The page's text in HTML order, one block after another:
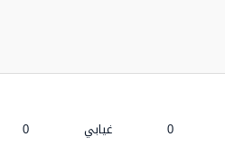
0 غيابي 0